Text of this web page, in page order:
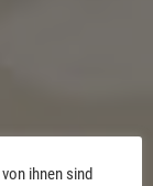
ihnen sind